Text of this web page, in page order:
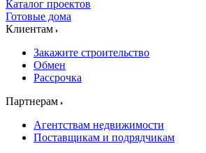
Каталог проектов
Готовые дома
Клиентам
Закажите строительство
Обмен
Рассрочка
Партнерам
Агентствам недвижимости
Поставщикам и подрядчикам